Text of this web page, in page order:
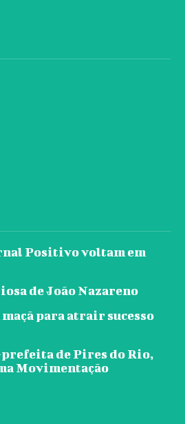
Positivo voltam em
de João Nazareno
maçã para atrair sucesso
de Pires do Rio,
Movimentação